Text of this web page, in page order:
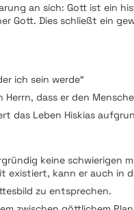
an sich: Gott ist ein
Gott. Dies schließt ein
ich sein werde“
Herrn, dass er den
das Leben Hiskias
keine schwierigen
existiert, kann er auch in
zu entsprechen.